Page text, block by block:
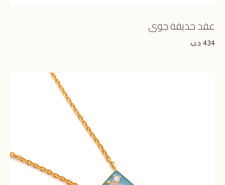
عقد حديقة جوى
434 د.ب